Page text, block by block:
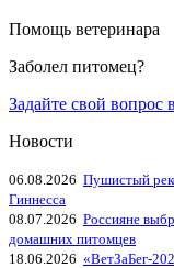
Помощь ветеринара
Заболел питомец?
Задайте свой вопрос
Новости
06.08.2026 Пушистый
Гиннесса
08.07.2026 Россияне
домашних питомцев
18.06.2026